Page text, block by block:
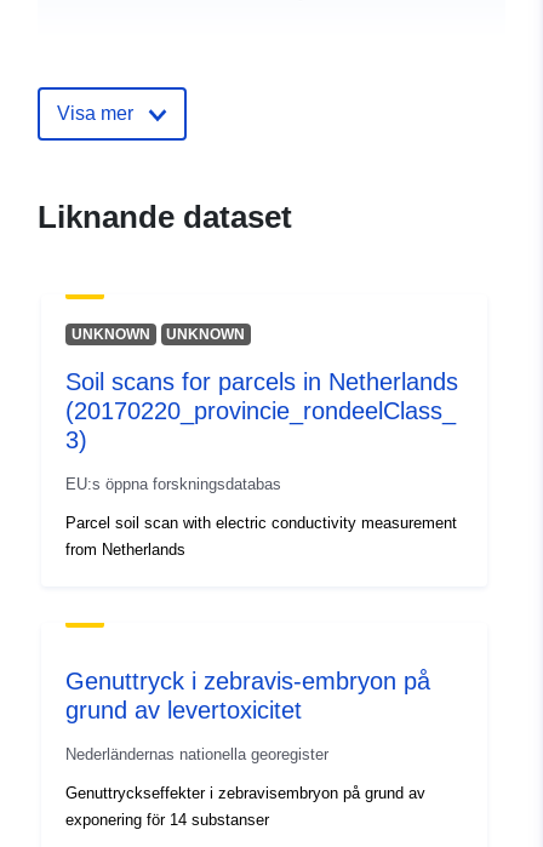
Visa mer
Liknande dataset
UNKNOWN UNKNOWN
Soil scans for parcels in Netherlands
(20170220_provincie_rondeelClass_
3)
EU:s öppna forskningsdatabas
Parcel soil scan with electric conductivity measurement
from Netherlands
Genuttryck i zebravis-embryon på
grund av levertoxicitet
Nederländernas nationella georegister
Genuttryckseffekter i zebravisembryon på grund av
exponering för 14 substanser